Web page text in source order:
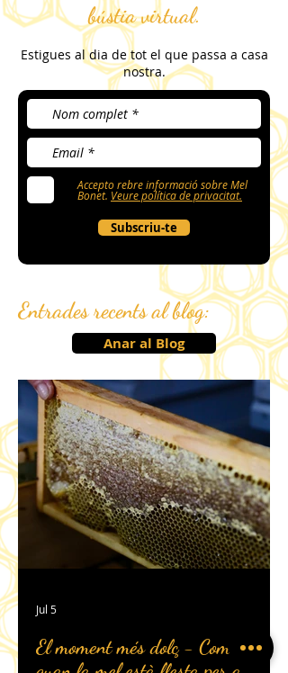
bústia virtual.
Estigues al dia de tot el que passa a casa
nostra.
Accepto rebre informació sobre Mel
Bonet. Veure política de privacitat.
Subscriu-te
Entrades recents al blog:
Anar al Blog
El moment més dolç - Com sabem
Jul 5